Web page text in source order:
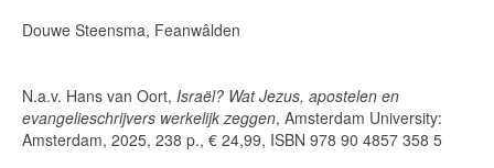
Douwe Steensma, Feanwâlden
N.a.v. Hans van Oort, Israël? Wat Jezus, apostelen en
evangelieschrijvers werkelijk zeggen, Amsterdam University:
Amsterdam, 2025, 238 p., € 24,99, ISBN 978 90 4857 358 5